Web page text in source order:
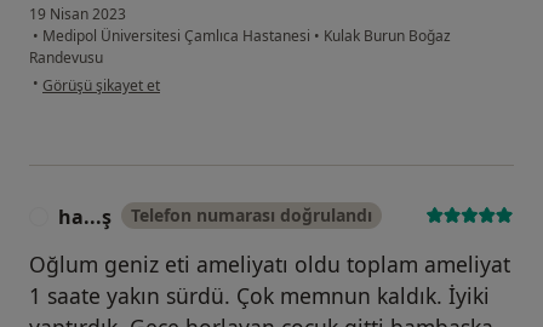
19 Nisan 2023
• Medipol Üniversitesi Çamlıca Hastanesi • Kulak Burun Boğaz
Randevusu
• kullanıcının görüşüne göre bu....
Görüşü şikayet et
ha...ş Telefon numarası doğrulandı
Oğlum geniz eti ameliyatı oldu toplam ameliyat
1 saate yakın sürdü. Çok memnun kaldık. İyiki